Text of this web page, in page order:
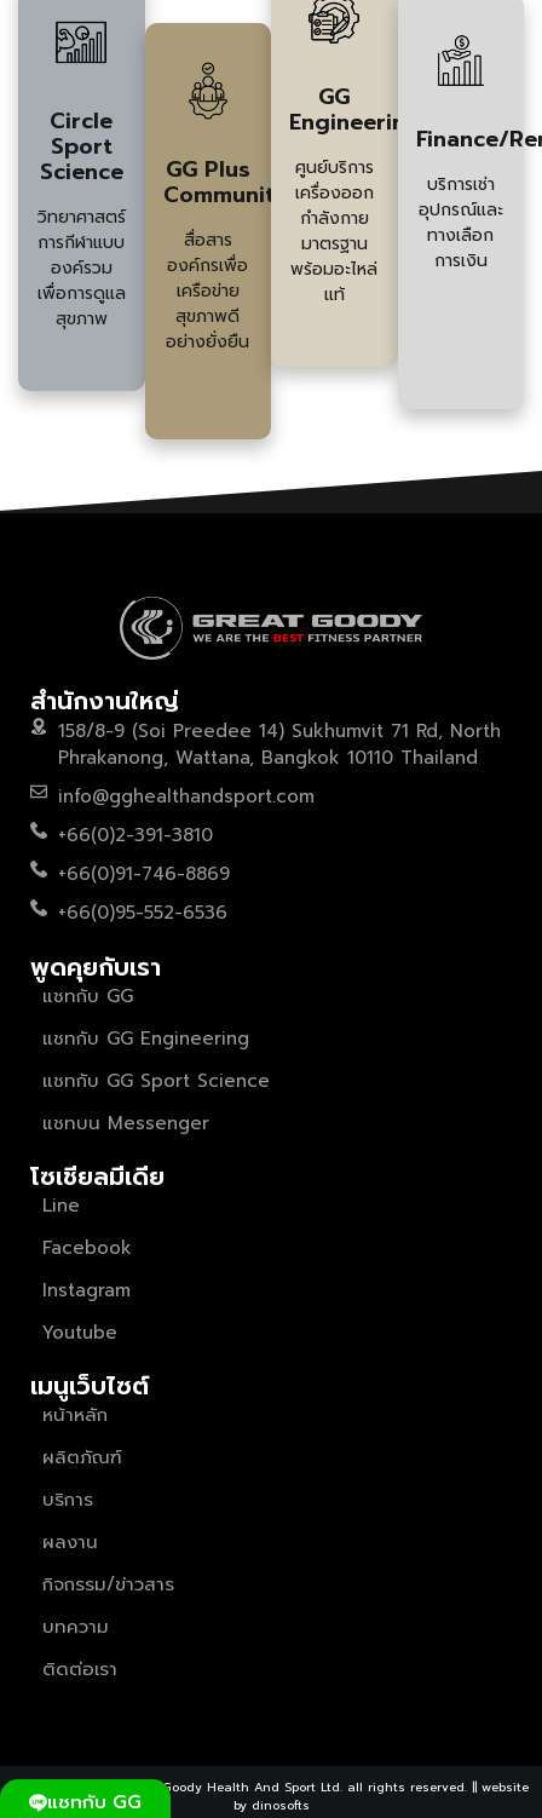
Circle
Sport
Science
วิทยาศาสตร์
การกีฬาแบบ
องค์รวม
เพื่อการดูแล
สุขภาพ
GG Plus
Community
สื่อสาร
องค์กรเพื่อ
เครือข่าย
สุขภาพดี
อย่างยั่งยืน
GG
Engineering
ศูนย์บริการ
เครื่องออก
กำลังกาย
มาตรฐาน
พร้อมอะไหล่
แท้
Finance/
บริการเช่า
อุปกรณ์และ
ทางเลือก
การเงิน
สำนักงานใหญ่
158/8-9 (Soi Preedee 14) Sukhumvit 71 Rd, North
Phrakanong, Wattana, Bangkok 10110 Thailand
info@gghealthandsport.com
+66(0)2-391-3810
+66(0)91-746-8869
+66(0)95-552-6536
พูดคุยกับเรา
แชทกับ GG
แชทกับ GG Engineering
แชทกับ GG Sport Science
แชทบน Messenger
โซเชียลมีเดีย
Line
Facebook
Instagram
Youtube
เมนูเว็บไซต์
หน้าหลัก
ผลิตภัณฑ์
บริการ
ผลงาน
กิจกรรม/ข่าวสาร
บทความ
ติดต่อเรา
Copyright ©2026 Great Goody Health And Sport Ltd. all rights reserved. || website
by dinosofts
แชทกับ GG